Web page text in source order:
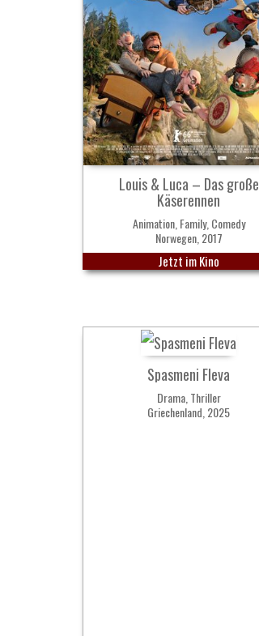
Louis & Luca – Das große
Käserennen
Animation, Family, Comedy
Norwegen, 2017
Jetzt im Kino
Spasmeni Fleva
Drama, Thriller
Griechenland, 2025